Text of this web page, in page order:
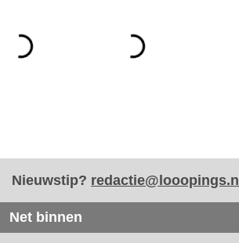
Nieuwstip? redactie@looopings.nl
Net binnen